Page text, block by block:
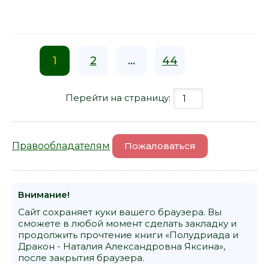
1 2 ... 44
Перейти на страницу:
Правообладателям Пожаловаться
Внимание!
Сайт сохраняет куки вашего браузера. Вы
сможете в любой момент сделать закладку и
продолжить прочтение книги «Полудриада и
Дракон - Наталия Александровна Яксина»,
после закрытия браузера.